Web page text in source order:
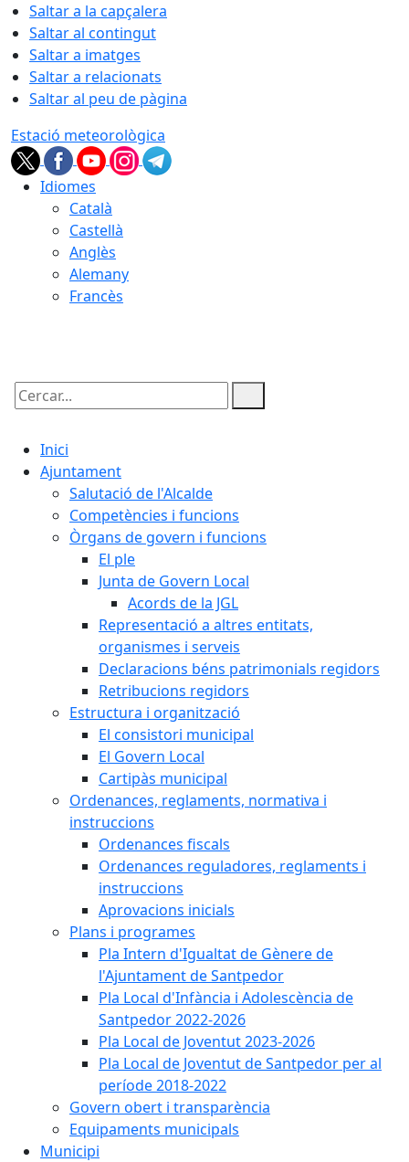
Saltar a la capçalera
Saltar al contingut
Saltar a imatges
Saltar a relacionats
Saltar al peu de pàgina
Estació meteorològica
Idiomes
Català
Castellà
Anglès
Alemany
Francès
Cercar:
Inici
Ajuntament
Salutació de l'Alcalde
Competències i funcions
Òrgans de govern i funcions
El ple
Junta de Govern Local
Acords de la JGL
Representació a altres entitats,
organismes i serveis
Declaracions béns patrimonials regidors
Retribucions regidors
Estructura i organització
El consistori municipal
El Govern Local
Cartipàs municipal
Ordenances, reglaments, normativa i
instruccions
Ordenances fiscals
Ordenances reguladores, reglaments i
instruccions
Aprovacions inicials
Plans i programes
Pla Intern d'Igualtat de Gènere de
l'Ajuntament de Santpedor
Pla Local d'Infància i Adolescència de
Santpedor 2022-2026
Pla Local de Joventut 2023-2026
Pla Local de Joventut de Santpedor per al
període 2018-2022
Govern obert i transparència
Equipaments municipals
Municipi